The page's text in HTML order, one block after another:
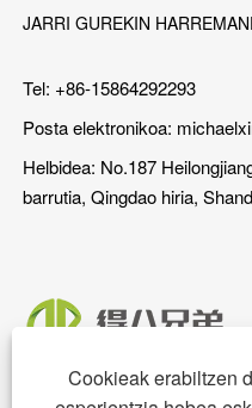
JARRI GUREKIN
Tel: +86-15864292293
Posta elektronikoa:
Helbidea: No.187
barrutia, Qingdao hiria,
Cookieak erabiltzen